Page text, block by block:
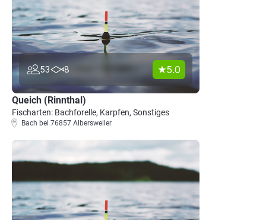
53 8 5.0
Queich (Rinnthal)
Fischarten: Bachforelle, Karpfen, Sonstiges
Bach bei 76857 Albersweiler